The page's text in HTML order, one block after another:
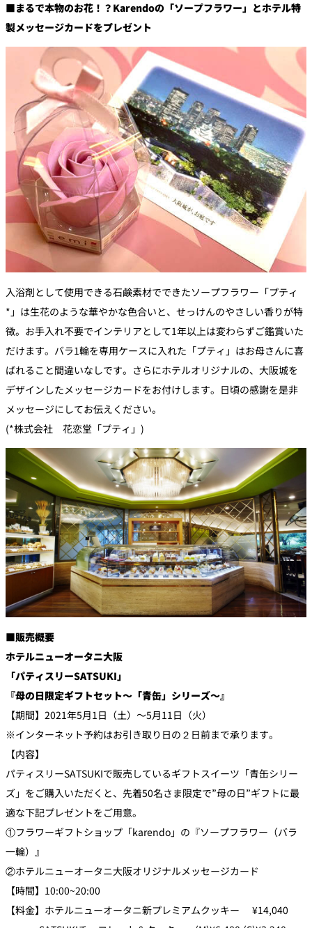
■まるで本物のお花！？ Karendoの「ソープフラワー」とホテル特
製メッセージカードをプレゼント
入浴剤として使用できる石鹸素材でできたソープフラワー「プティ
*」は生花のような華やかな色合いと、せっけんのやさしい香りが特
徴。お手入れ不要でインテリアとして1年以上は変わらずご鑑賞いた
だけます。バラ1輪を専用ケースに入れた「プティ」はお母さんに喜
ばれること間違いなしです。さらにホテルオリジナルの、大阪城を
デザインしたメッセージカードをお付けします。日頃の感謝を是非
メッセージにしてお伝えください。
(*株式会社 花恋堂「プティ」)
■販売概要
ホテルニューオータニ大阪
「パティスリーSATSUKI」
『母の日限定ギフトセット～「青缶」シリーズ～』
【期間】2021年5月1日（土）～5月11日（火）
※インターネット予約はお引き取り日の２日前まで承ります。
【内容】
パティスリーSATSUKIで販売しているギフトスイーツ「青缶シリー
ズ」をご購入いただくと、先着50名さま限定で”母の日”ギフトに最
適な下記プレゼントをご用意。
①フラワーギフトショップ「karendo」の『ソープフラワー（バラ
一輪）』
②ホテルニューオータニ大阪オリジナルメッセージカード
【時間】10:00~20:00
【料金】ホテルニューオータニ新プレミアムクッキー ¥14,040